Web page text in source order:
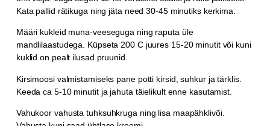
Kata pallid rätikuga ning jäta need 30-45 minutiks kerkima.
Määri kukleid muna-veeseguga ning raputa üle
mandlilaastudega. Küpseta 200 C juures 15-20 minutit või kuni
kuklid on pealt ilusad pruunid.
Kirsimoosi valmistamiseks pane potti kirsid, suhkur ja tärklis.
Keeda ca 5-10 minutit ja jahuta täielikult enne kasutamist.
Vahukoor vahusta tuhksuhkruga ning lisa maapähklivõi.